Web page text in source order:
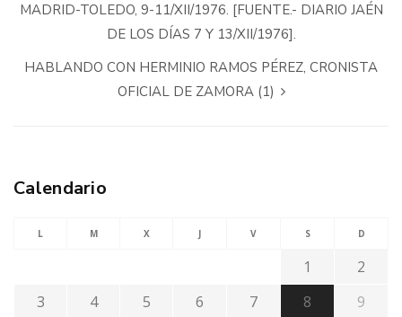
MADRID-TOLEDO, 9-11/XII/1976. [FUENTE.- DIARIO JAÉN
DE LOS DÍAS 7 Y 13/XII/1976].
HABLANDO CON HERMINIO RAMOS PÉREZ, CRONISTA
OFICIAL DE ZAMORA (1)
Calendario
L M X J V S D
1
2
3
4 5 6 7 8 9